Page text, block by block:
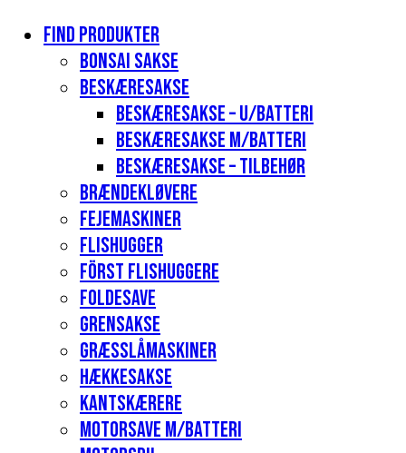
Find produkter
Bonsai sakse
Beskæresakse
Beskæresakse – u/batteri
Beskæresakse m/batteri
Beskæresakse – tilbehør
Brændekløvere
Fejemaskiner
Flishugger
Först flishuggere
Foldesave
Grensakse
Græsslåmaskiner
Hækkesakse
Kantskærere
Motorsave m/batteri